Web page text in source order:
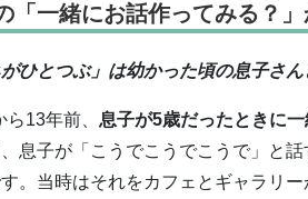
「一緒にお話作ってみる？
とつぶ」は幼かった頃の息子さん
ら13年前、 息子が5歳だったときに
息子が「こうでこうでこうで」と
。当時はそれをカフェとギャラリ